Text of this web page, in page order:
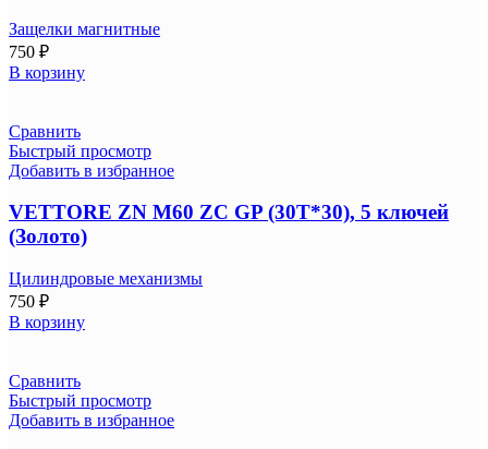
Защелки магнитные
750 ₽
В корзину
Сравнить
Быстрый просмотр
Добавить в избранное
VETTORE ZN M60 ZC GP (30T*30), 5 ключей
(Золото)
Цилиндровые механизмы
750 ₽
В корзину
Сравнить
Быстрый просмотр
Добавить в избранное